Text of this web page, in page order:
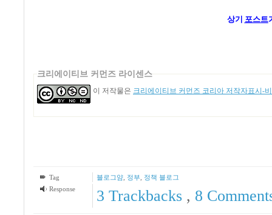
상기 포스트
크리에이티브 커먼즈 라이센스
이 저작물은 크리에이티브 커먼즈 코리아 저작자표시-
Tag 블로그얌, 정부, 정책 블로그
Response
3 Trackbacks , 8